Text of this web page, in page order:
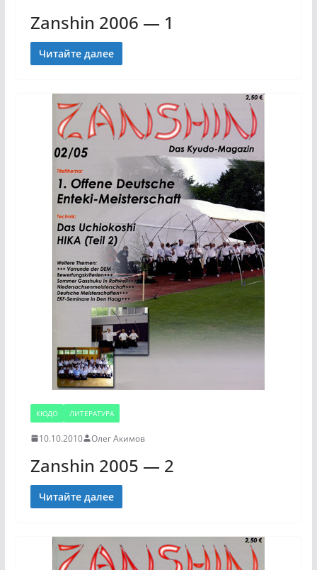
Zanshin 2006 — 1
Читайте далее
КЮДО ЛИТЕРАТУРА
10.10.2010 Олег Акимов
Zanshin 2005 — 2
Читайте далее